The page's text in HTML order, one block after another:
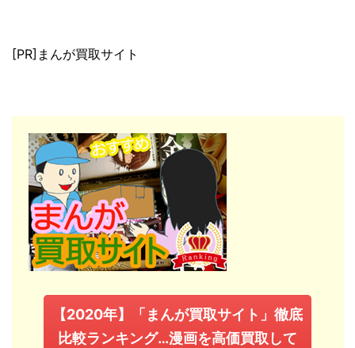
[PR]まんが買取サイト
【2020年】「まんが買取サイト」徹底
比較ランキング…漫画を高価買取して